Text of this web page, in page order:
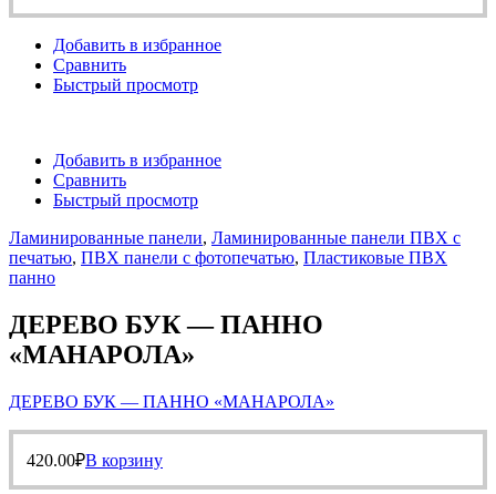
Добавить в избранное
Сравнить
Быстрый просмотр
Добавить в избранное
Сравнить
Быстрый просмотр
Ламинированные панели, Ламинированные панели ПВХ с
печатью, ПВХ панели с фотопечатью, Пластиковые ПВХ
панно
ДЕРЕВО БУК — ПАННО
«МАНАРОЛА»
ДЕРЕВО БУК — ПАННО «МАНАРОЛА»
420.00₽В корзину